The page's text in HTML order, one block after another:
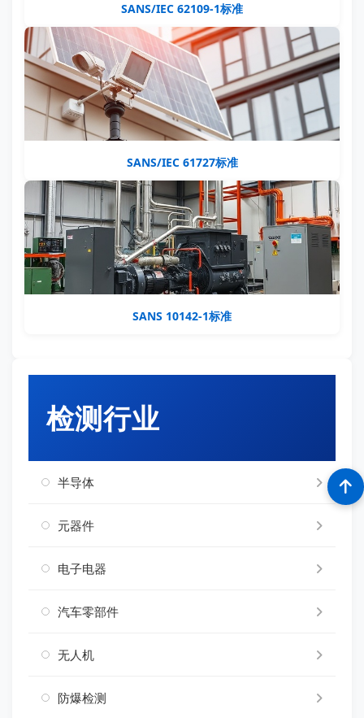
SANS/IEC 62109-1标准
SANS/IEC 61727标准
SANS 10142-1标准
检测行业
半导体
元器件
电子电器
汽车零部件
无人机
防爆检测